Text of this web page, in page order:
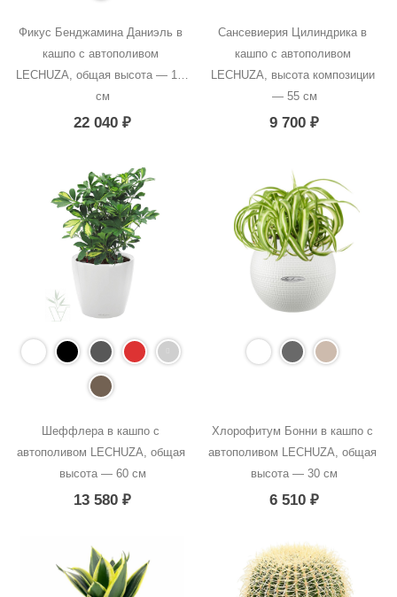
Фикус Бенджамина Даниэль в
кашпо с автополивом
LECHUZA, общая высота — 100
см
22 040₽
Сансевиерия Цилиндрика в
кашпо с автополивом
LECHUZA, высота композиции
— 55 см
9 700₽
Шеффлера в кашпо с
автополивом LECHUZA, общая
высота — 60 см
13 580₽
Хлорофитум Бонни в кашпо с
автополивом LECHUZA, общая
высота — 30 см
6 510₽